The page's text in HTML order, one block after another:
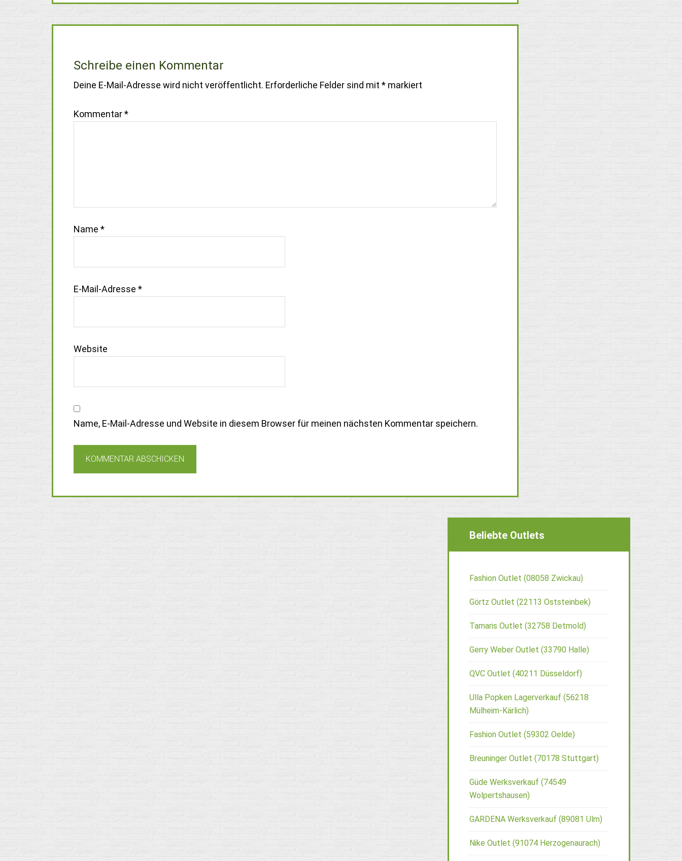
Schreibe einen Kommentar
Deine E-Mail-Adresse wird nicht veröffentlicht. Erforderliche Felder sind mit * markiert
Kommentar*
Name *
E-Mail-Adresse *
Website
Name, E-Mail-Adresse und Website in diesem Browser für meinen nächsten Kommentar speichern.
Beliebte Outlets
Fashion Outlet (08058 Zwickau)
Görtz Outlet (22113 Oststeinbek)
Tamaris Outlet (32758 Detmold)
Gerry Weber Outlet (33790 Halle)
QVC Outlet (40211 Düsseldorf)
Ulla Popken Lagerverkauf (56218
Mülheim-Kärlich)
Fashion Outlet (59302 Oelde)
Breuninger Outlet (70178 Stuttgart)
Güde Werksverkauf (74549
Wolpertshausen)
GARDENA Werksverkauf (89081 Ulm)
Nike Outlet (91074 Herzogenaurach)